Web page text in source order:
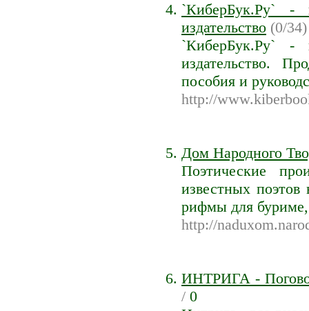
`КиберБук.Ру` -
издательство (0/
`КиберБук.Ру` -
издательство.
пособия и
http://
Дом Народного
Поэтические
известных поэтов
рифмы для буриме,
http://
ИНТРИГА -
/ 0